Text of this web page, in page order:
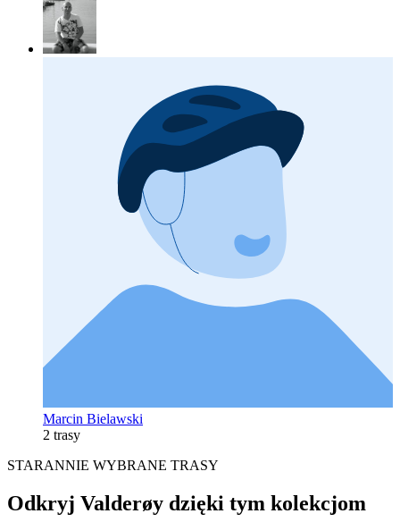
Marcin Bielawski
2 trasy
STARANNIE WYBRANE TRASY
Odkryj Valderøy dzięki tym kolekcjom